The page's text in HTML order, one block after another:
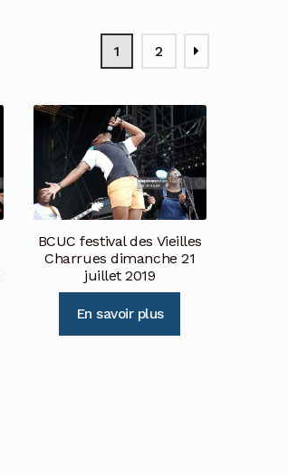
1 2
BCUC festival des Vieilles
Charrues dimanche 21
juillet 2019
En savoir plus